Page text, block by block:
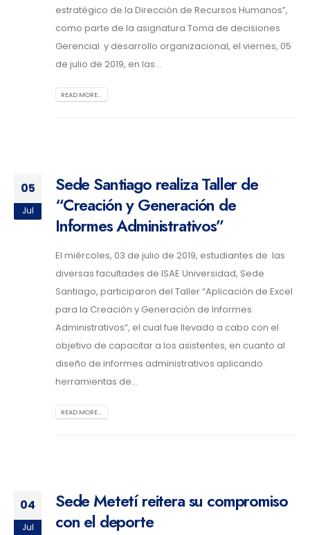
estratégico de la Dirección de Recursos Humanos”,
como parte de la asignatura Toma de decisiones
Gerencial y desarrollo organizacional, el viernes, 05
de julio de 2019, en las...
READ MORE...
05
Jul
Sede Santiago realiza Taller de
“Creación y Generación de
Informes Administrativos”
El miércoles, 03 de julio de 2019, estudiantes de las
diversas facultades de ISAE Universidad, Sede
Santiago, participaron del Taller “Aplicación de Excel
para la Creación y Generación de Informes
Administrativos”, el cual fue llevado a cabo con el
objetivo de capacitar a los asistentes, en cuanto al
diseño de informes administrativos aplicando
herramientas de...
READ MORE...
04
Jul
Sede Metetí reitera su compromiso
con el deporte